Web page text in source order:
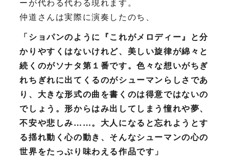
仲道さんは実際に演奏したのち、
「ショパンのように『これがメロディー』と分
かりやすくはないけれど、美しい旋律が綿々と
続くのがソナタ第１番です。色々な想いがちぎ
れちぎれに出てくるのがシューマンらしさであ
り、大きな形式の曲を書くのは得意ではないの
でしょう。形からはみ出してしまう憧れや夢、
不安や悲しみ……。大人になると忘れようとす
る揺れ動く心の動き、そんなシューマンの心の
世界をたっぷり味わえる作品です」